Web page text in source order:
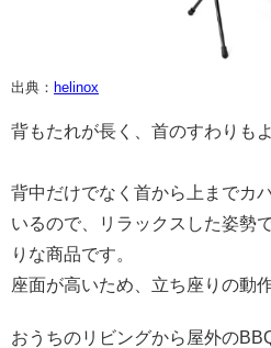
出典： helinox
背もたれが長く、首のすわりも
背中だけでなく首から上までカ
いるので、リラックスした姿勢
りな商品です。
座面が高いため、立ち座りの動
おうちのリビングから屋外の